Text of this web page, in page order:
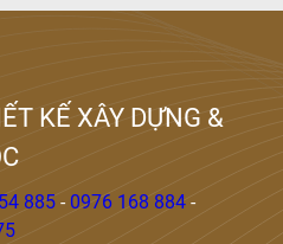
KẾ XÂY DỰNG &
885 - 0976 168 884 -